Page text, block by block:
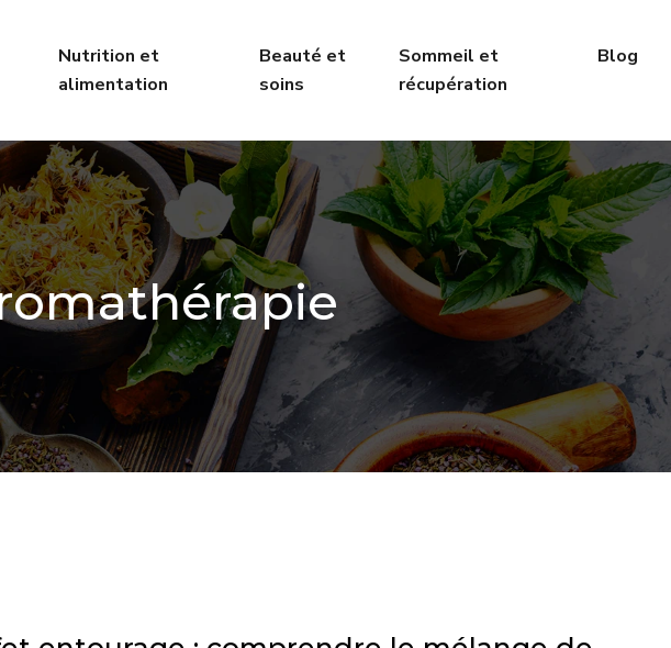
Nutrition et
alimentation
Beauté et
soins
Sommeil et
récupération
Blog